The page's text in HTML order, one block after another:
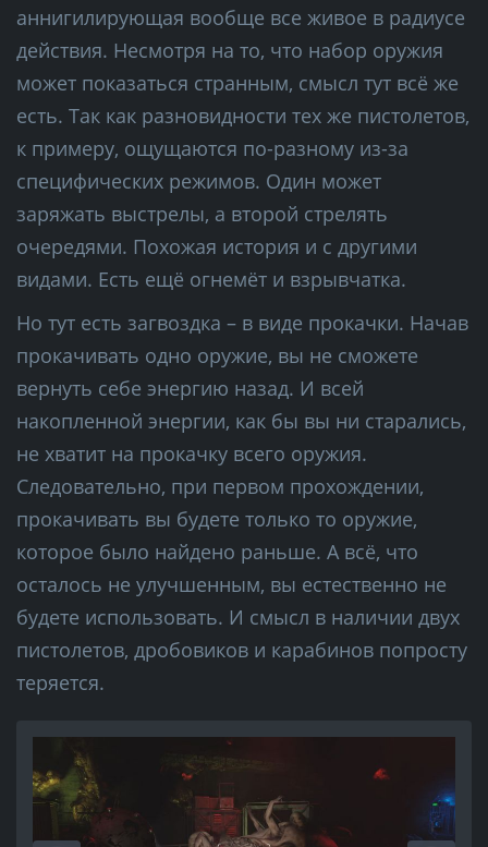
аннигилирующая вообще все живое в радиусе
действия. Несмотря на то, что набор оружия
может показаться странным, смысл тут всё же
есть. Так как разновидности тех же пистолетов,
к примеру, ощущаются по-разному из-за
специфических режимов. Один может
заряжать выстрелы, а второй стрелять
очередями. Похожая история и с другими
видами. Есть ещё огнемёт и взрывчатка.
Но тут есть загвоздка – в виде прокачки. Начав
прокачивать одно оружие, вы не сможете
вернуть себе энергию назад. И всей
накопленной энергии, как бы вы ни старались,
не хватит на прокачку всего оружия.
Следовательно, при первом прохождении,
прокачивать вы будете только то оружие,
которое было найдено раньше. А всё, что
осталось не улучшенным, вы естественно не
будете использовать. И смысл в наличии двух
пистолетов, дробовиков и карабинов попросту
теряется.